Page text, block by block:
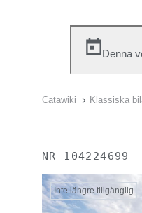
Denna
Catawiki Klassiska
NR 104224699
Inte längre tillgänglig